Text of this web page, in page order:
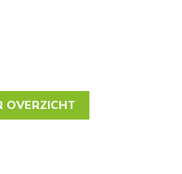
OVERZICHT